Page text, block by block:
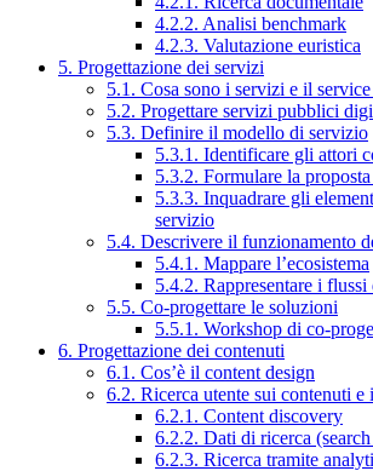
4.2.2. Analisi benchmark
4.2.3. Valutazione euristica
5. Progettazione dei servizi
5.1. Cosa sono i servizi e il
5.2. Progettare servizi pubblici
5.3. Definire il modello di servizio
5.3.1. Identificare gli attori
5.3.2. Formulare la
5.3.3. Inquadrare gli
servizio
5.4. Descrivere il funzionamento
5.4.1. Mappare l’ecosistema
5.4.2. Rappresentare i
5.5. Co-progettare le soluzioni
5.5.1. Workshop di co-
6. Progettazione dei contenuti
6.1. Cos’è il content design
6.2. Ricerca utente sui contenuti
6.2.1. Content discovery
6.2.2. Dati di ricerca
6.2.3. Ricerca tramite